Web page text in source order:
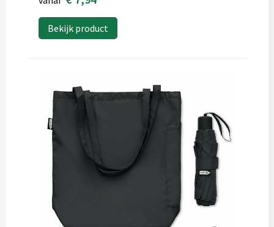
Bekijk product